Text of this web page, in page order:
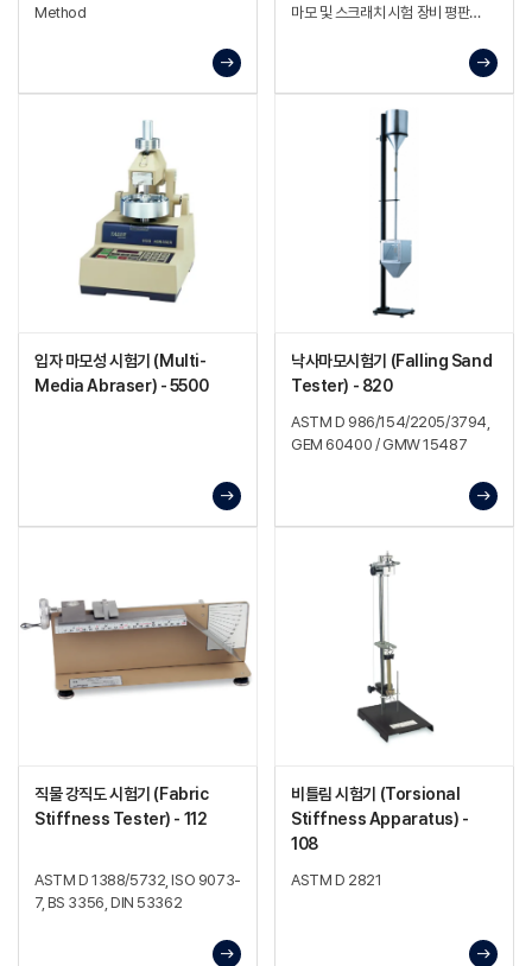
Method
마모 및 스크래치 시험 장비 평판
러빙 등의 표면 물성을 평가할 수
있으며, 다양한 옵션 액세서리를 통해
입자 마모성 시험기 (Multi-
Media Abraser) - 5500
낙사마모시험기 (Falling Sand
Tester) - 820
ASTM D 986/154/2205/3794,
GEM 60400 / GMW 15487
직물 강직도 시험기 (Fabric
Stiffness Tester) - 112
ASTM D 1388/5732, ISO 9073-
7, BS 3356, DIN 53362
비틀림 시험기 (Torsional
Stiffness Apparatus) -
108
ASTM D 2821